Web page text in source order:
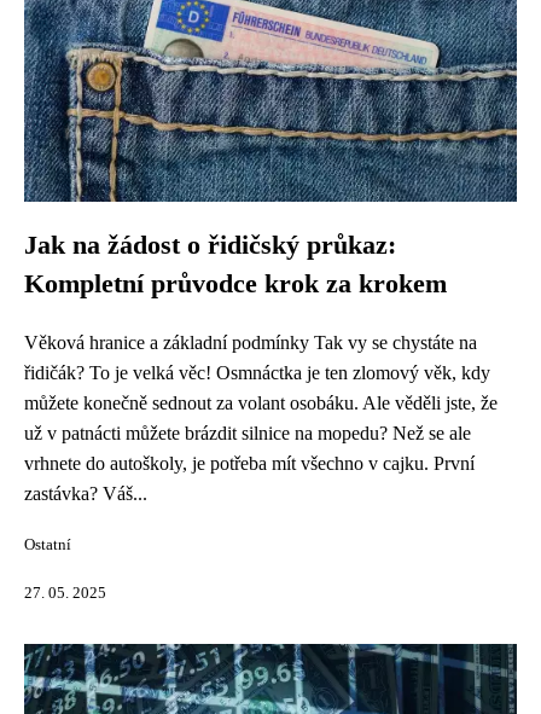
Jak na žádost o řidičský průkaz:
Kompletní průvodce krok za krokem
Věková hranice a základní podmínky Tak vy se chystáte na
řidičák? To je velká věc! Osmnáctka je ten zlomový věk, kdy
můžete konečně sednout za volant osobáku. Ale věděli jste, že
už v patnácti můžete brázdit silnice na mopedu? Než se ale
vrhnete do autoškoly, je potřeba mít všechno v cajku. První
zastávka? Váš...
Ostatní
27. 05. 2025